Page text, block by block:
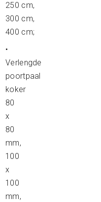
250 cm,
300 cm,
400 cm;
•
Verlengde
poortpaal
koker
80
x
80
mm,
100
x
100
mm,